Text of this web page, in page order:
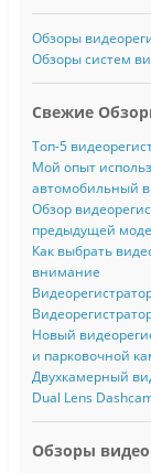
Обзоры
Обзоры систем
Свежие
Топ-5
Мой опыт
автомобильный
Обзор
предыдущей
Как выбрать
внимание
Новый
и парковочной
Двухкамерный
Dual Lens
Обзоры